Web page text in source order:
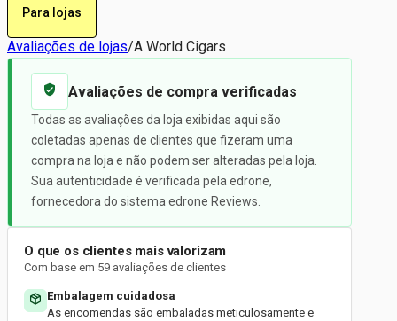
Para lojas
Avaliações de lojas/A World Cigars
Avaliações de compra verificadas
Todas as avaliações da loja exibidas aqui são
coletadas apenas de clientes que fizeram uma
compra na loja e não podem ser alteradas pela loja.
Sua autenticidade é verificada pela edrone,
fornecedora do sistema edrone Reviews.
O que os clientes mais valorizam
Com base em 59 avaliações de clientes
Embalagem cuidadosa
As encomendas são embaladas meticulosamente e